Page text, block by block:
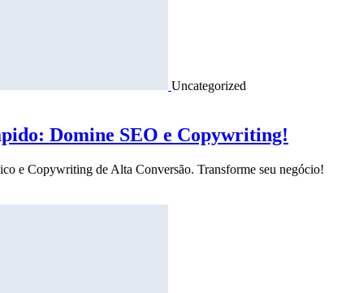
Uncategorized
Domine SEO e Copywriting!
e Copywriting de Alta Conversão. Transforme seu negócio!